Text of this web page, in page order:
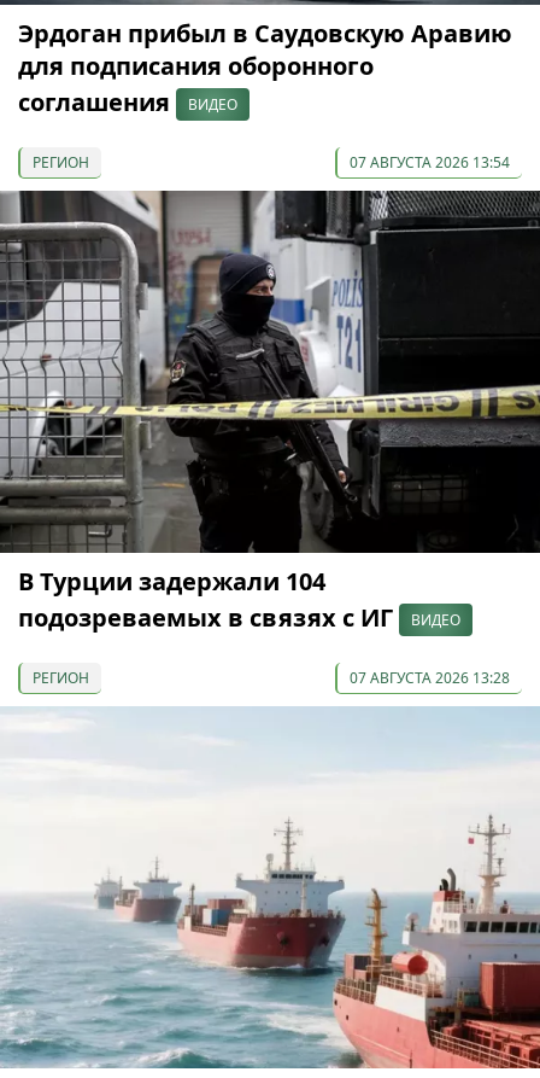
Эрдоган прибыл в Саудовскую Аравию
для подписания оборонного
соглашения
ВИДЕО
РЕГИОН 07 АВГУСТА 2026 13:54
В Турции задержали 104
подозреваемых в связях с ИГ
ВИДЕО
РЕГИОН 07 АВГУСТА 2026 13:28